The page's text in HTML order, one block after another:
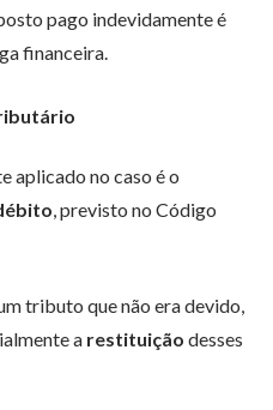
pago indevidamente é
financeira.
aplicado no caso é o
, previsto no Código
tributo que não era devido,
a restituição desses